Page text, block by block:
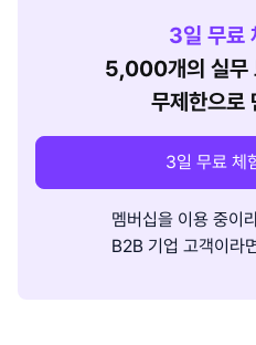
3일 무료
5,000개의 실무
무제한으로
3일 무료 체
멤버십을 이용 중이
B2B 기업 고객이라